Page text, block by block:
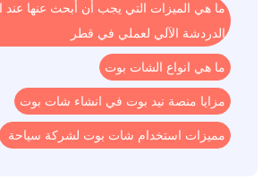
ما هي الميزات التي يجب أن أبحث عنها عند
الدردشة الآلي لعملي في قطر
ما هي انواع الشات بوت
مزايا منصة نيد بوت في انشاء شات بوت
مميزات استخدام شات بوت لشركة سياحة